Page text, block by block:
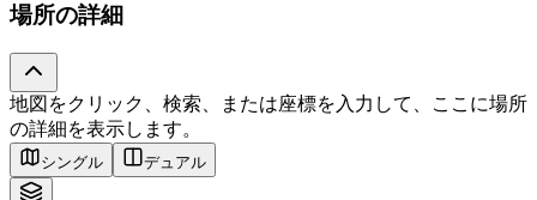
場所の詳細
地図をクリック、検索、または座標を入力して、ここに場所
の詳細を表示します。
Tiles © Esri — Source: Esri, i-cubed, USDA, USGS, AEX, GeoEye,
Getmapping, Aerogrid, IGN, IGP, UPR-EGP, and the GIS User Community
シングル デュアル